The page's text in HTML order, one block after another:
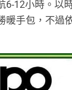
6-12小時。以
暖手包，不過